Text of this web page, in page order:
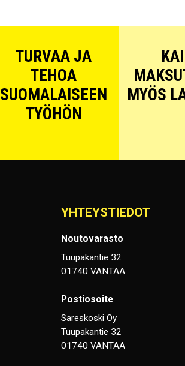
TURVAA JA
TEHOA
SUOMALAISEEN
TYÖHÖN
MYÖS
YHTEYSTIEDOT
Noutovarasto
Tuupakantie 32
01740 VANTAA
Postiosoite
Sareskoski Oy
Tuupakantie 32
01740 VANTAA